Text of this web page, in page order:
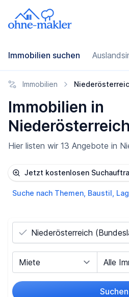
Immobilien suchen
Immobilien
Immobilien in
Niederösterreich
Hier listen wir 13 Angebote in
Jetzt kostenlosen
Suche nach Themen, Baustil,
Suchen